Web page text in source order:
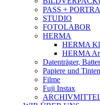
PASS +
STUDIO
FOTOLABOR
HERMA
HERMA
HERMA
Datenträger,
Papiere und
Filme
Fuji Instax